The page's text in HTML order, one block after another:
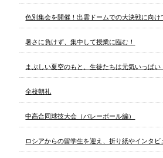
色別集会を開催！出雲ドームでの大決戦に向け
暑さに負けず、集中して授業に臨む！
まぶしい夏空のもと、生徒たちは元気いっぱい
全校朝礼
中高合同球技大会（バレーボール編）
ロシアからの留学生を迎え、折り紙やインタビ